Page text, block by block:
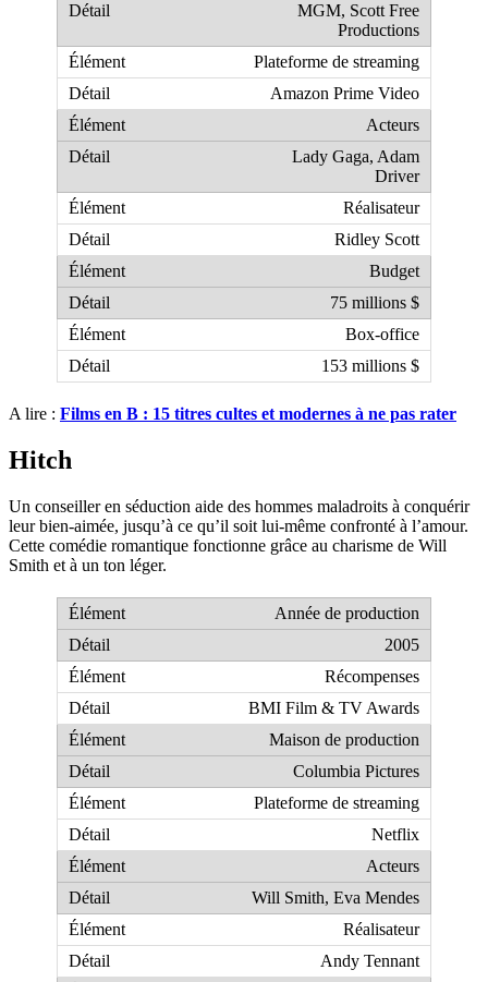
MGM, Scott Free
Productions
Plateforme de streaming
Amazon Prime Video
Acteurs
Lady Gaga, Adam
Driver
Réalisateur
Ridley Scott
Budget
75 millions $
Box-office
153 millions $
A lire : Films en B : 15 titres cultes et modernes à ne pas rater
Hitch
Un conseiller en séduction aide des hommes maladroits à conquérir
leur bien-aimée, jusqu’à ce qu’il soit lui-même confronté à l’amour.
Cette comédie romantique fonctionne grâce au charisme de Will
Smith et à un ton léger.
Année de production
2005
Récompenses
BMI Film & TV Awards
Maison de production
Columbia Pictures
Plateforme de streaming
Netflix
Acteurs
Will Smith, Eva Mendes
Réalisateur
Andy Tennant